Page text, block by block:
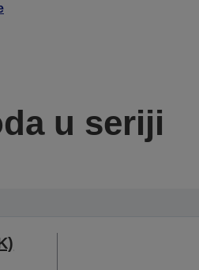
u seriji